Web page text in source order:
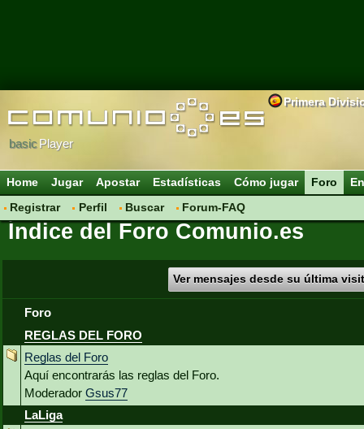
Primera
basicPlayer
Home Jugar Apostar Estadísticas Cómo jugar
Foro
Registrar
Perfil Buscar Forum-FAQ
Índice del Foro Comunio.es
Ver mensajes desde su última
Foro
REGLAS DEL FORO
Reglas del Foro
Aquí encontrarás las reglas del Foro.
Moderador Gsus77
LaLiga